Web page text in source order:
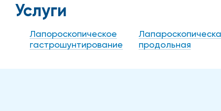
Услуги
Лапороскопическое
гастрошунтирование
продольная